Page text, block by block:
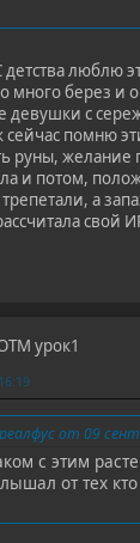
люблю
много берез и
девушки с
помню
руны,
и потом,
а
свой
урок1
от 09
с этим
от тех